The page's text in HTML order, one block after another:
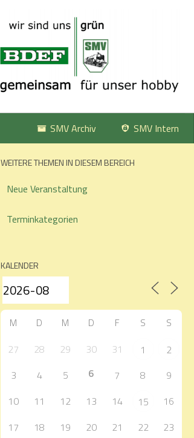
SMV Intern
SMV Archiv
WEITERE THEMEN IN DIESEM BEREICH
Neue Veranstaltung
Terminkategorien
KALENDER
M D M D F S S
27 28 29 30 31 1
2
3
4 5 6 7 8
9
10
11 12 13 14 15
16
17
18 19 20 21 22
23